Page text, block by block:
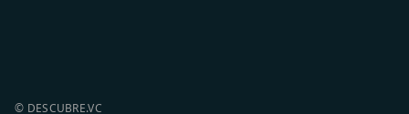
© DESCUBRE.VC